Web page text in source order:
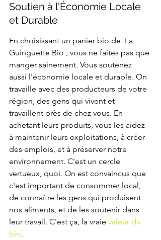
Soutien à l'Économie Locale
et Durable
En choisissant un panier bio de  La
Guinguette Bio , vous ne faites pas que
manger sainement. Vous soutenez
aussi l'économie locale et durable. On
travaille avec des producteurs de votre
région, des gens qui vivent et
travaillent près de chez vous. En
achetant leurs produits, vous les aidez
à maintenir leurs exploitations, à créer
des emplois, et à préserver notre
environnement. C'est un cercle
vertueux, quoi. On est convaincus que
c'est important de consommer local,
de connaître les gens qui produisent
nos aliments, et de les soutenir dans
leur travail. C'est ça, la vraie valeur du
bio.